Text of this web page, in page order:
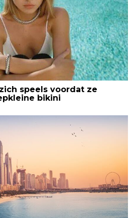
speels voordat ze
bikini